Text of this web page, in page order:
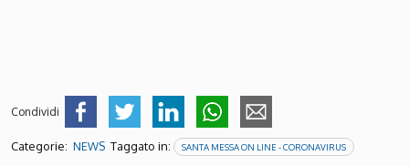
Condividi
Categorie: NEWS Taggato in: SANTA MESSA ON LINE - CORONAVIRUS